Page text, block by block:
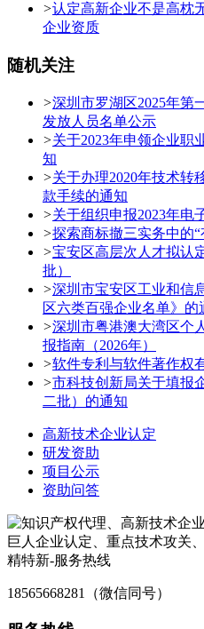
>认定高新企业不是高枕
企业资质
随机关注
>深圳市罗湖区2025年第
发放人员名单公示
>关于2023年申领企业职
知
>关于办理2020年技术转
款手续的通知
>关于组织申报2023年电
>探索商标撤三实务中的
>宝安区高层次人才拟认
批）
>深圳市宝安区工业和信
区六类百强企业名单》的
>深圳市粤港澳大湾区个
报指南（2026年）
>软件专利与软件著作权
>市科技创新局关于填报
二批）的通知
高新技术企业认定
研发资助
项目公示
资助问答
18565668281（微信同号）